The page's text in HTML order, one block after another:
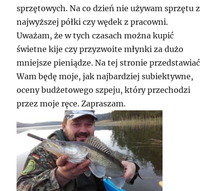
sprzętowych. Na co dzień nie używam sprzętu z
najwyższej półki czy wędek z pracowni.
Uważam, że w tych czasach można kupić
świetne kije czy przyzwoite młynki za dużo
mniejsze pieniądze. Na tej stronie przedstawiać
Wam będę moje, jak najbardziej subiektywne,
oceny budżetowego szpeju, który przechodzi
przez moje ręce. Zapraszam.